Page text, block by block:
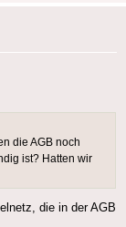
die AGB noch
ist? Hatten wir
die in der AGB